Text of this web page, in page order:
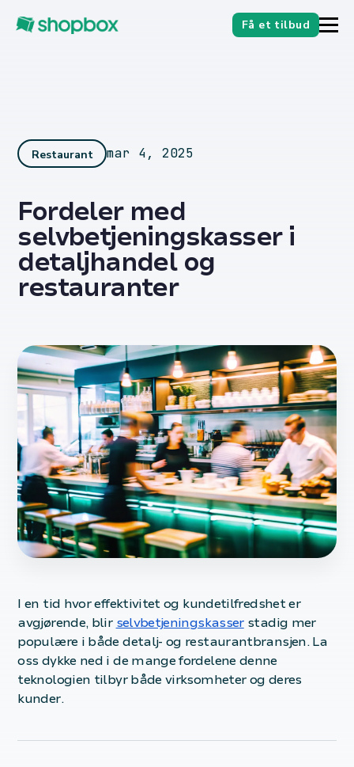
Få et tilbud
Restaurant mar 4, 2025
Fordeler med
selvbetjeningskasser i
detaljhandel og
restauranter
I en tid hvor effektivitet og kundetilfredshet er
avgjørende, blir selvbetjeningskasserstadig mer
populære i både detalj- og restaurantbransjen. La
oss dykke ned i de mange fordelene denne
teknologien tilbyr både virksomheter og deres
kunder.